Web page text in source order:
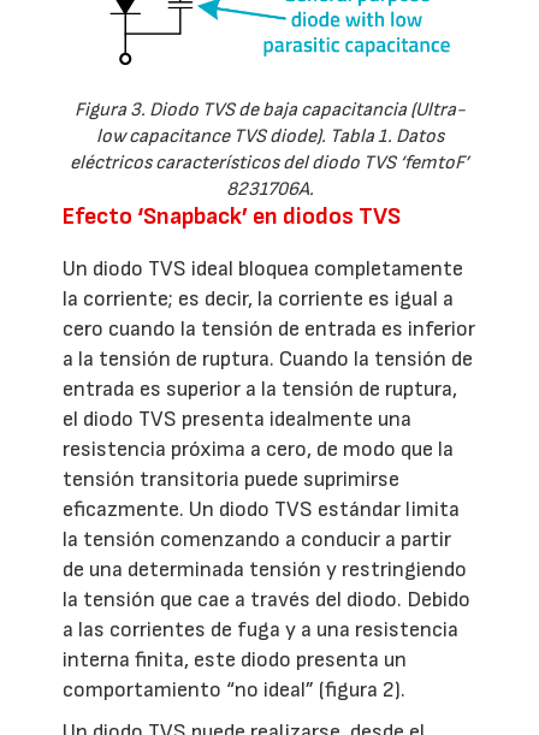
Figura 3. Diodo TVS de baja capacitancia (Ultra-
low capacitance TVS diode). Tabla 1. Datos
eléctricos característicos del diodo TVS ‘femtoF’
8231706A.
Efecto ‘Snapback’ en diodos TVS
Un diodo TVS ideal bloquea completamente
la corriente; es decir, la corriente es igual a
cero cuando la tensión de entrada es inferior
a la tensión de ruptura. Cuando la tensión de
entrada es superior a la tensión de ruptura,
el diodo TVS presenta idealmente una
resistencia próxima a cero, de modo que la
tensión transitoria puede suprimirse
eficazmente. Un diodo TVS estándar limita
la tensión comenzando a conducir a partir
de una determinada tensión y restringiendo
la tensión que cae a través del diodo. Debido
a las corrientes de fuga y a una resistencia
interna finita, este diodo presenta un
comportamiento “no ideal” (figura 2).